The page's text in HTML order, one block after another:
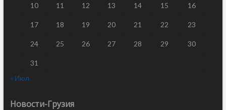
10 11 12 13 14 15 16
17 18 19 20 21 22 23
24 25 26 27 28 29 30
31
« Июл
Новости-Грузия